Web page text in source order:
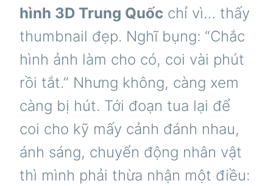
hình 3D Trung Quốc chỉ vì… thấy
thumbnail đẹp. Nghĩ bụng: “Chắc
hình ảnh làm cho có, coi vài phút
rồi tắt.” Nhưng không, càng xem
càng bị hút. Tới đoạn tua lại để
coi cho kỹ mấy cảnh đánh nhau,
ánh sáng, chuyển động nhân vật
thì mình phải thừa nhận một điều: